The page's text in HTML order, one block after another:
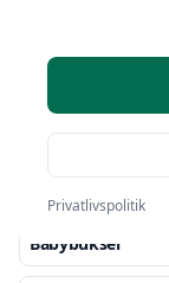
Babybukser
Privatlivspolitik